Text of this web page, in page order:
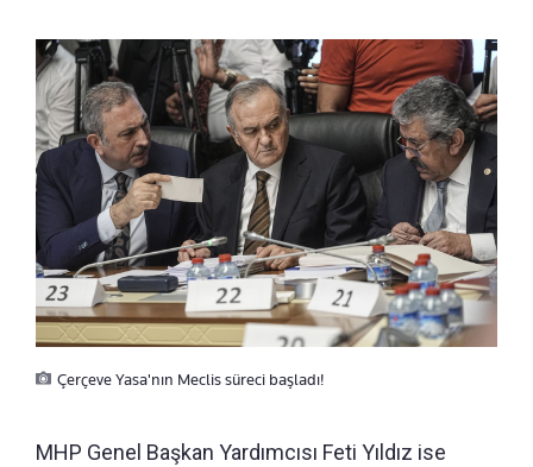
Çerçeve Yasa'nın Meclis süreci başladı!
MHP Genel Başkan Yardımcısı Feti Yıldız ise